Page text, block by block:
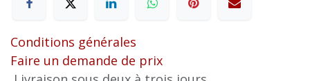
Conditions générales
Faire un demande de prix